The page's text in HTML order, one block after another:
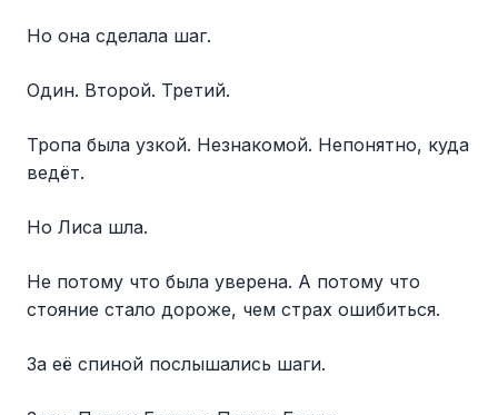
Но она сделала шаг.
Один. Второй. Третий.
Тропа была узкой. Незнакомой. Непонятно, куда
ведёт.
Но Лиса шла.
Не потому что была уверена. А потому что
стояние стало дороже, чем страх ошибиться.
За её спиной послышались шаги.